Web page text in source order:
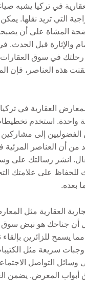
في تركيا يشبه
التي تريد نقلها.
المشاة على أن
والإثارة قبل
في سوق العقارات
العقارية في
واحدة. استخدم
إلى
من أن العناصر
انشر رسالتك
للحفاظ على علامتك
العقارية مثل
أن جناحك هو نبض سوق
يسمح للزائرين
في تقديم وجبات سريعة
التواصل
أبواب المعرض. يضمن